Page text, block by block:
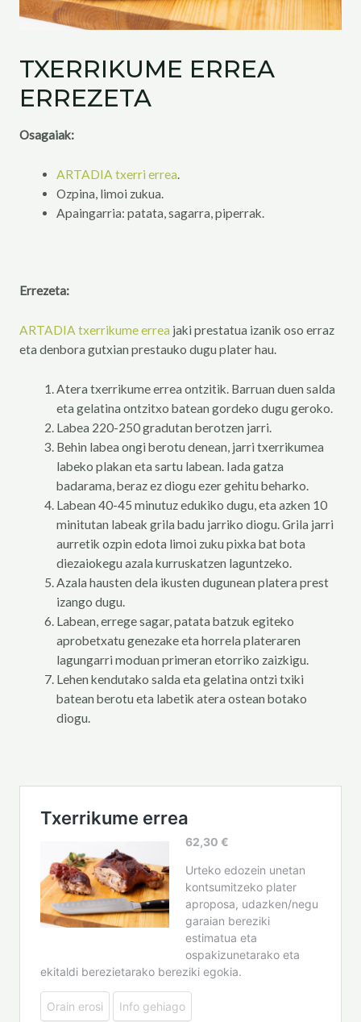
TXERRIKUME ERREA
ERREZETA
Osagaiak:
ARTADIA txerri errea.
Ozpina, limoi zukua.
Apaingarria: patata, sagarra, piperrak.
Errezeta:
ARTADIA txerrikume errea jaki prestatua izanik oso erraz
eta denbora gutxian prestauko dugu plater hau.
Atera txerrikume errea ontzitik. Barruan duen salda
eta gelatina ontzitxo batean gordeko dugu geroko.
Labea 220-250 gradutan berotzen jarri.
Behin labea ongi berotu denean, jarri txerrikumea
labeko plakan eta sartu labean. Iada gatza
badarama, beraz ez diogu ezer gehitu beharko.
Labean 40-45 minutuz edukiko dugu, eta azken 10
minitutan labeak grila badu jarriko diogu. Grila jarri
aurretik ozpin edota limoi zuku pixka bat bota
diezaiokegu azala kurruskatzen laguntzeko.
Azala hausten dela ikusten dugunean platera prest
izango dugu.
Labean, errege sagar, patata batzuk egiteko
aprobetxatu genezake eta horrela plateraren
lagungarri moduan primeran etorriko zaizkigu.
Lehen kendutako salda eta gelatina ontzi txiki
batean berotu eta labetik atera ostean botako
diogu.